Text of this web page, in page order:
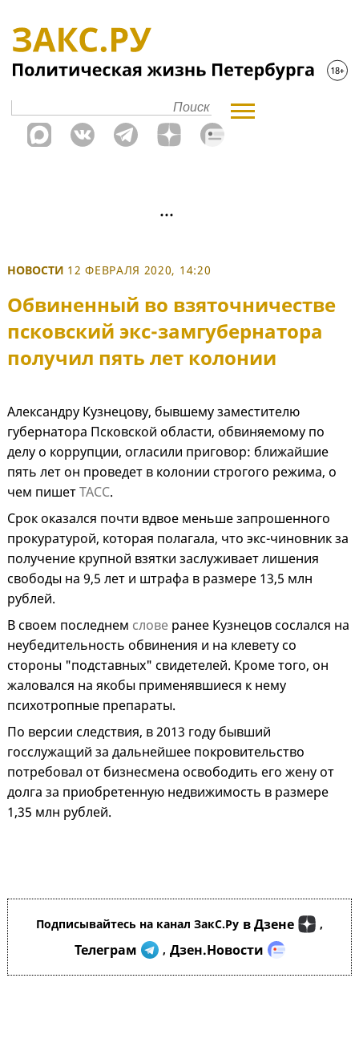
НОВОСТИ 12 ФЕВРАЛЯ 2020, 14:20
Обвиненный во взяточничестве
псковский экс-замгубернатора
получил пять лет колонии
Александру Кузнецову, бывшему заместителю
губернатора Псковской области, обвиняемому по
делу о коррупции, огласили приговор: ближайшие
пять лет он проведет в колонии строгого режима, о
чем пишетТАСС.
Срок оказался почти вдвое меньше запрошенного
прокуратурой, которая полагала, что экс-чиновник за
получение крупной взятки заслуживает лишения
свободы на 9,5 лет и штрафа в размере 13,5 млн
рублей.
В своем последнем слове ранее Кузнецов сослался на
неубедительность обвинения и на клевету со
стороны "подставных" свидетелей. Кроме того, он
жаловался на якобы применявшиеся к нему
психотропные препараты.
По версии следствия, в 2013 году бывший
госслужащий за дальнейшее покровительство
потребовал от бизнесмена освободить его жену от
долга за приобретенную недвижимость в размере
1,35 млн рублей.
Подписывайтесь на канал ЗакС.Ру в Дзене ,
Телеграм , Дзен.Новости